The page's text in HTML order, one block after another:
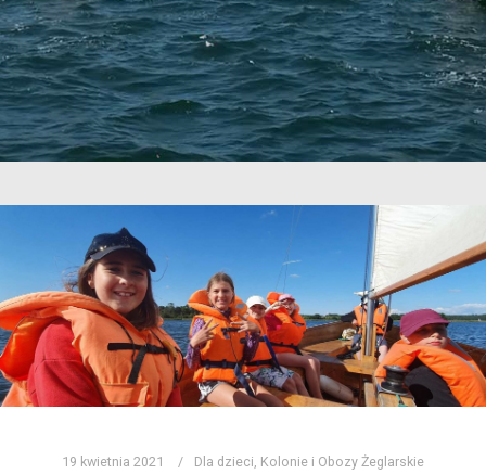
19 kwietnia 2021 Dla dzieci, Kolonie i Obozy Żeglarskie